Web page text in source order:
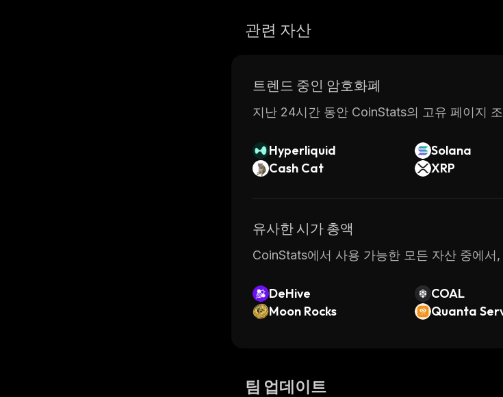
관련 자산
트렌드 중인 암호화폐
지난 24시간 동안 CoinStats의 고유 페이지
Hyperliquid Solana
Cash Cat
XRP
유사한 시가 총액
CoinStats에서 사용 가능한 모든 자산 중에
DeHive COAL
Moon Rocks
Quanta
팀 업데이트